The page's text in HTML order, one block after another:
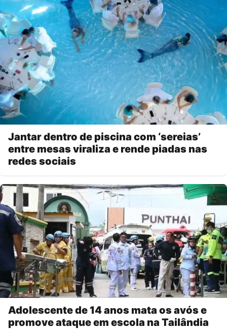
Jantar dentro de piscina com ‘sereias’
entre mesas viraliza e rende piadas nas
redes sociais
Adolescente de 14 anos mata os avós e
promove ataque em escola na Tailândia